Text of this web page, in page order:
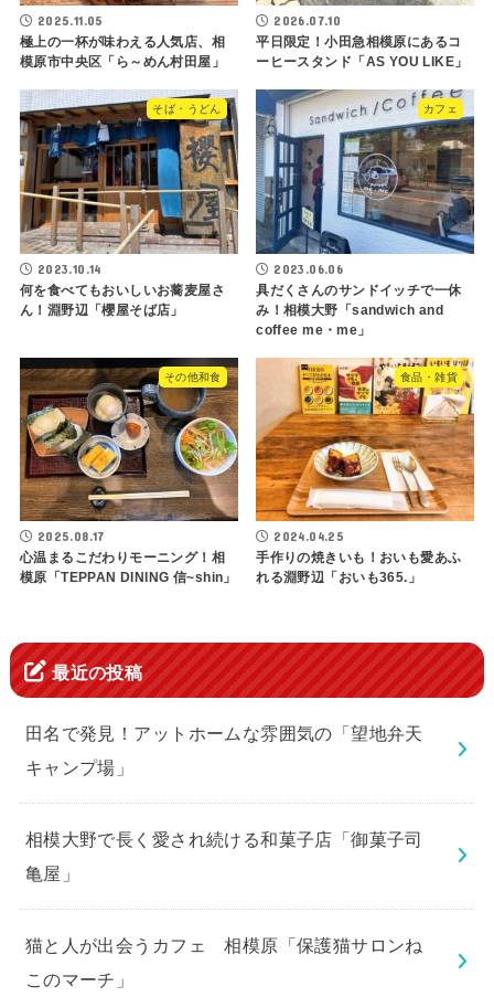
2025.11.05
極上の一杯が味わえる人気店、相
模原市中央区「ら～めん村田屋」
2026.07.10
平日限定！小田急相模原にあるコ
ーヒースタンド「AS YOU LIKE」
そば・うどん
2023.10.14
何を食べてもおいしいお蕎麦屋さ
ん！淵野辺「櫻屋そば店」
カフェ
2023.06.06
具だくさんのサンドイッチで一休
み！相模大野「sandwich and
coffee me・me」
その他和食
2025.08.17
心温まるこだわりモーニング！相
模原「TEPPAN DINING 信~shin」
食品・雑貨
2024.04.25
手作りの焼きいも！おいも愛あふ
れる淵野辺「おいも365.」
最近の投稿
田名で発見！アットホームな雰囲気の「望地弁天
キャンプ場」
相模大野で長く愛され続ける和菓子店「御菓子司
亀屋」
猫と人が出会うカフェ 相模原「保護猫サロンね
このマーチ」